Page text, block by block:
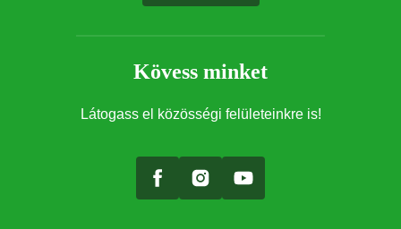
Kövess minket
Látogass el közösségi felületeinkre is!